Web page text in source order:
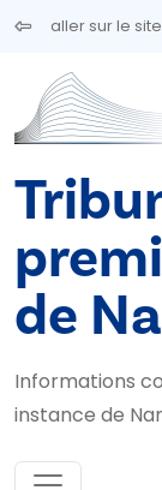
Aller au contenu
aller sur le
de
Informations
instance de